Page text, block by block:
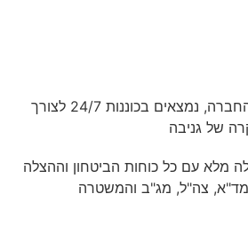
צוותי הסיירים של החברה, נמצאים בכוננות 24/7 לצורך
של גניבה
מלא עם כל כוחות הביטחון וההצלה
צה"ל, מג"ב והמשטרה